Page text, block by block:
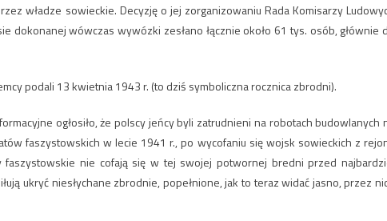
władze sowieckie. Decyzję o jej zorganizowaniu Rada Komisarzy
dokonanej wówczas wywózki zesłano łącznie około 61 tys. osób, głównie
podali 13 kwietnia 1943 r. (to dziś symboliczna rocznica zbrodni).
ogłosiło, że polscy jeńcy byli zatrudnieni na robotach budowlanych
faszystowskich w lecie 1941 r., po wycofaniu się wojsk sowieckich z
faszystowskie nie cofają się w tej swojej potwornej bredni przed
ukryć niesłychane zbrodnie, popełnione, jak to teraz widać jasno, przez